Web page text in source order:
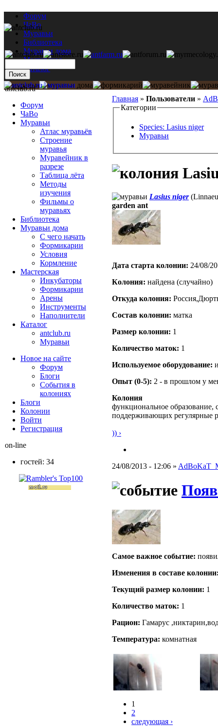
Форум
ЧаВо
Муравьи
Библиотека
Муравьи дома
Мастерская
Каталог
Главная » Пользователи »
Категории
Species: Lasius niger
Муравьи
Lasius niger
garden ant
Дата старта кoлонии: 24/08/
Кoлония: найдена (случайно)
Откуда кoлония:
Состав кoлонии: матка
Размер кoлонии: 1
Количество маток: 1
Используемое оборудование:
Опыт (0-5): 2 - в прошлом у
Колония
функциональное образование,
поддерживающих регулярные
)) ›
24/08/2013 - 12:06 »
Самое важное событие:
Изменения в составе
Текущий размер кoлонии: 1
Количество маток: 1
Рацион: Гамарус
Температура: комнатная
1
2
следующая ›
antclub.ru
Форум
ЧаВо
Муравьи
Атлас муравьёв
Строение
муравья
Муравейник в
разрезе
Таблица лёта
Методы
изучения
Фильмы о
муравьях
Библиотека
Муравьи дома
С чего начать
Формикарии
Условия
Кормление
Мастерская
Инкубаторы
Формикарии
Арены
Инструменты
Наполнители
Каталог
antclub.ru
Муравьи
Новое на сайте
Форум
Блоги
События в
колониях
Блоги
Колонии
Войти
Peгиcтpaция
on-line
гостей: 34